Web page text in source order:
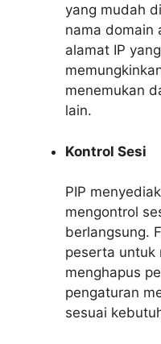
yang mudah
nama domain
alamat IP
menemukan
lain.
Kontrol Sesi
PIP
mengontrol
berlangsung.
peserta untuk
menghapus
pengaturan
sesuai